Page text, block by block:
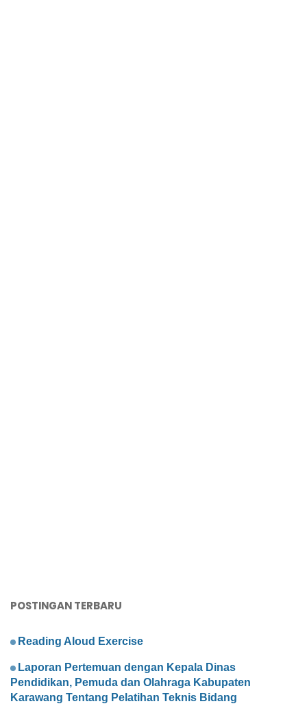
POSTINGAN TERBARU
Reading Aloud Exercise
Laporan Pertemuan dengan Kepala Dinas
Pendidikan, Pemuda dan Olahraga Kabupaten
Karawang Tentang Pelatihan Teknis Bidang